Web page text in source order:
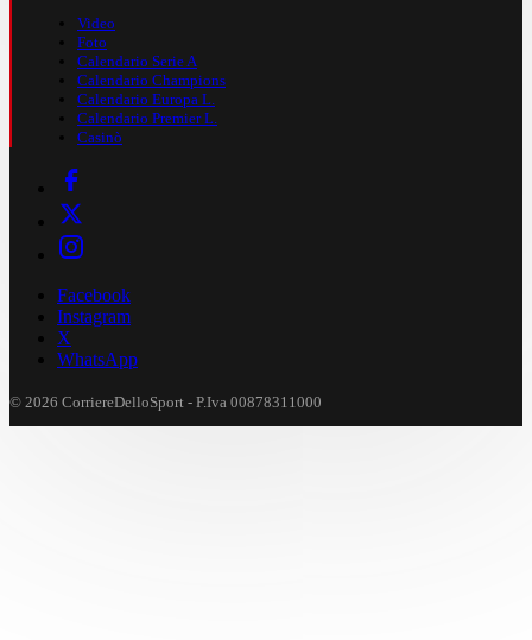
Video
Foto
Calendario Serie A
Calendario Champions
Calendario Europa L.
Calendario Premier L.
Casinò
Facebook
Instagram
X
WhatsApp
© 2026 CorriereDelloSport - P.Iva 00878311000